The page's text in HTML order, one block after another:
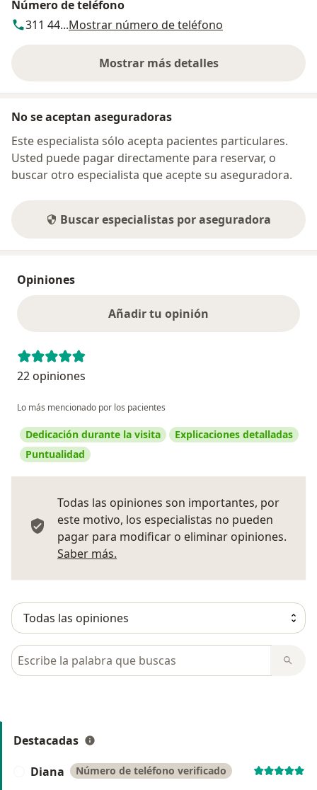
Número de teléfono
311 44...Mostrar número de teléfono
Mostrar más detalles
sobre la dirección
No se aceptan aseguradoras
Este especialista sólo acepta pacientes particulares.
Usted puede pagar directamente para reservar, o
buscar otro especialista que acepte su aseguradora.
Buscar especialistas por aseguradora
Opiniones
Añadir tu opinión
22 opiniones
Lo más mencionado por los pacientes
Dedicación durante la visita
Explicaciones detalladas
Puntualidad
Todas las opiniones son importantes, por
este motivo, los especialistas no pueden
pagar para modificar o eliminar opiniones.
Saber más.
Busca en opiniones
Destacadas
Diana Número de teléfono verificado